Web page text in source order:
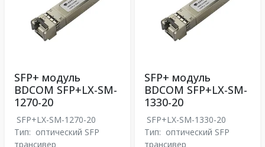
SFP+ модуль
BDCOM SFP+LX-SM-
1270-20
SFP+LX-SM-1270-20
Тип: оптический SFP
трансивер
SFP+ модуль
BDCOM SFP+LX-SM-
1330-20
SFP+LX-SM-1330-20
Тип: оптический SFP
трансивер